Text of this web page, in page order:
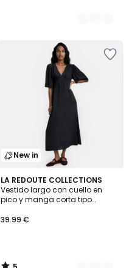
New in
LA REDOUTE COLLECTIONS
Vestido largo con cuello en
pico y manga corta tipo
39.99 €
5
/
5
2
Colores